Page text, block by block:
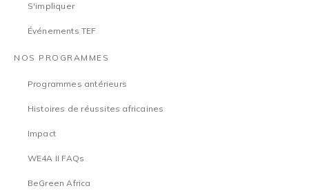
S'impliquer
Événements TEF
NOS PROGRAMMES
Programmes antérieurs
Histoires de réussites africaines
Impact
WE4A II FAQs
BeGreen Africa